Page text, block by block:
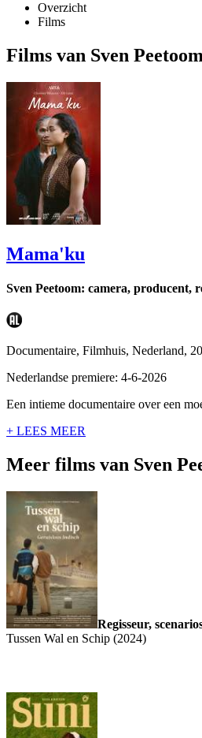
Overzicht
Films
Films van Sven
Mama'ku
Sven Peetoom: camera, producent,
Documentaire, Filmhuis, Nederland,
Nederlandse premiere: 4-6-2026
Een intieme documentaire over een
+ LEES MEER
Meer films van Sven
Regisseur,
Tussen Wal en Schip (2024)